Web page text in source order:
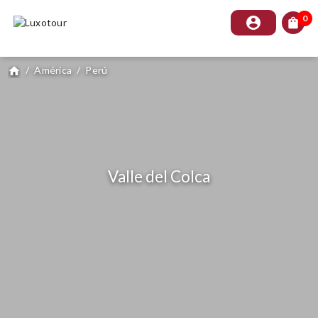
account_circle shopping_bag 0
home / América / Perú
Valle del Colca